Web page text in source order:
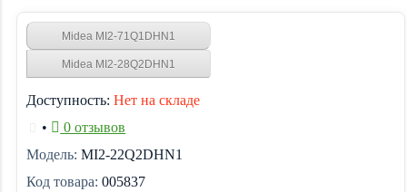
Midea MI2-71Q1DHN1
Midea MI2-28Q2DHN1
Доступность: Нет на складе
•
0 отзывов
Модель: MI2-22Q2DHN1
Код товара: 005837